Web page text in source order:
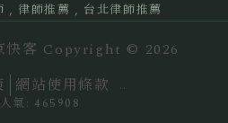
律師推薦 台北律師推薦
快客 Copyright © 2026
網站使用條款
..
氣: 465908